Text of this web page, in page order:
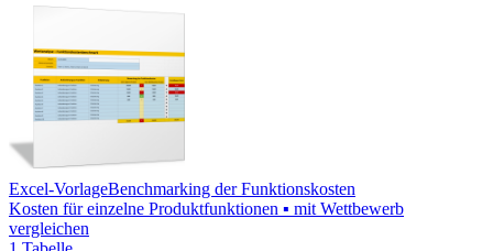
Excel-VorlageBenchmarking der Funktionskosten
Kosten für einzelne Produktfunktionen ▪ mit Wettbewerb
vergleichen